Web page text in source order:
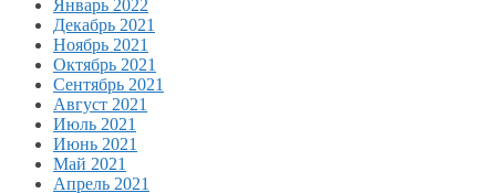
Январь 2022
Декабрь 2021
Ноябрь 2021
Октябрь 2021
Сентябрь 2021
Август 2021
Июль 2021
Июнь 2021
Май 2021
Апрель 2021